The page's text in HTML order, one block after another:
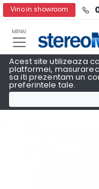
Acest site utilizeaza
platformei,
sa iti prezentam un
preferintele tale.
Vino in showroom
MENIU
Navigatii Auto